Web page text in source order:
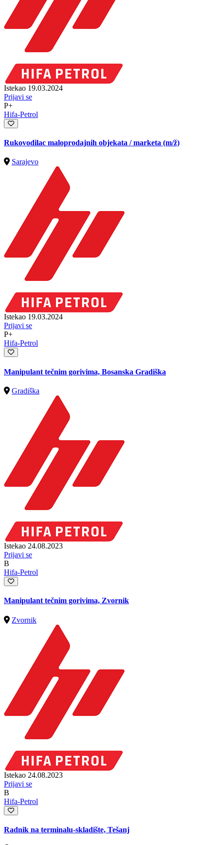
Istekao 19.03.2024
Prijavi se
P+
Hifa-Petrol
Rukovodilac maloprodajnih objekata / marketa (m/ž)
Sarajevo
Istekao 19.03.2024
Prijavi se
P+
Hifa-Petrol
Manipulant tečnim gorivima, Bosanska Gradiška
Gradiška
Istekao 24.08.2023
Prijavi se
B
Hifa-Petrol
Manipulant tečnim gorivima, Zvornik
Zvornik
Istekao 24.08.2023
Prijavi se
B
Hifa-Petrol
Radnik na terminalu-skladište, Tešanj